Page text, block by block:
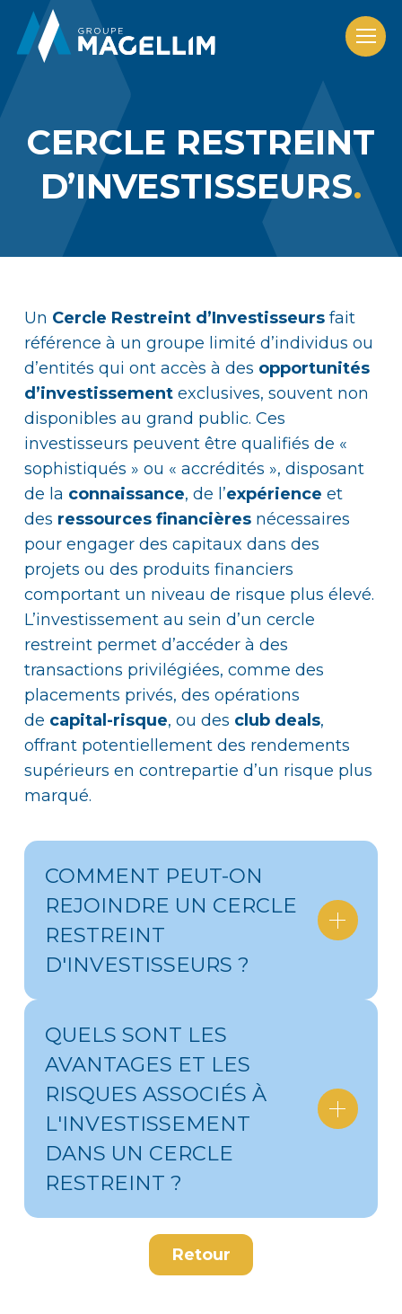
CERCLE RESTREINT
D’INVESTISSEURS
Un Cercle Restreint d’Investisseurs fait
référence à un groupe limité d’individus ou
d’entités qui ont accès à des opportunités
d’investissement exclusives, souvent non
disponibles au grand public. Ces
investisseurs peuvent être qualifiés de «
sophistiqués » ou « accrédités », disposant
de la connaissance, de l’expérience et
des ressources financières nécessaires
pour engager des capitaux dans des
projets ou des produits financiers
comportant un niveau de risque plus élevé.
L’investissement au sein d’un cercle
restreint permet d’accéder à des
transactions privilégiées, comme des
placements privés, des opérations
de capital-risque, ou des club deals,
offrant potentiellement des rendements
supérieurs en contrepartie d’un risque plus
marqué.
COMMENT PEUT-ON
REJOINDRE UN CERCLE
RESTREINT
D'INVESTISSEURS ?
QUELS SONT LES
AVANTAGES ET LES
RISQUES ASSOCIÉS À
L'INVESTISSEMENT
DANS UN CERCLE
RESTREINT ?
Retour